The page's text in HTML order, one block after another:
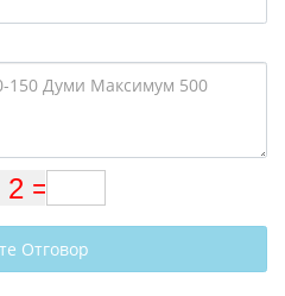
Отговор